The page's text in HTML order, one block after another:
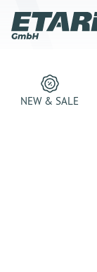
NEW & SALE